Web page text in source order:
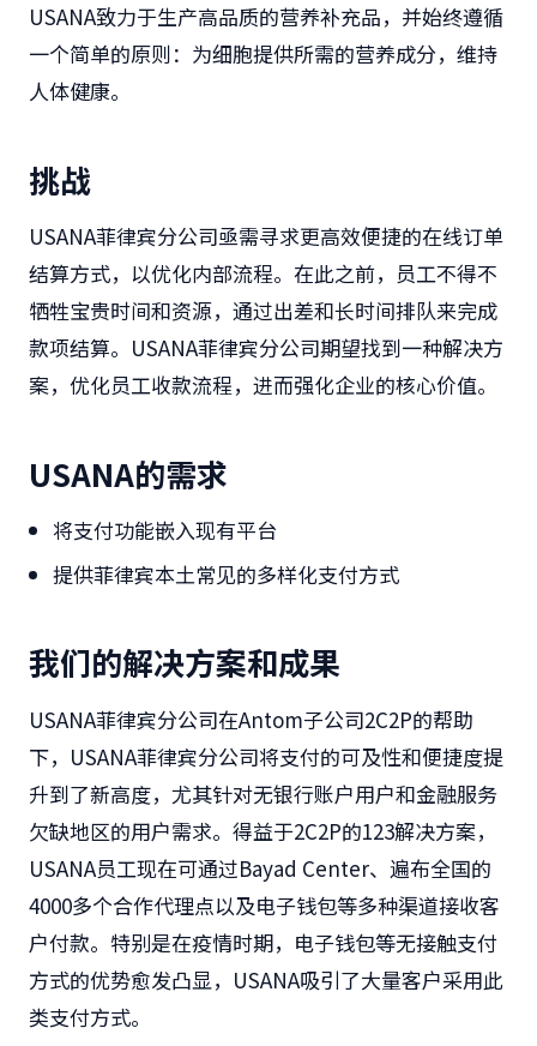
USANA致力于生产高品质的营养补充品，并始终遵循
一个简单的原则：为细胞提供所需的营养成分，维持
人体健康。
挑战
USANA菲律宾分公司亟需寻求更高效便捷的在线订单
结算方式，以优化内部流程。在此之前，员工不得不
牺牲宝贵时间和资源，通过出差和长时间排队来完成
款项结算。USANA菲律宾分公司期望找到一种解决方
案，优化员工收款流程，进而强化企业的核心价值。
USANA的需求
将支付功能嵌入现有平台
提供菲律宾本土常见的多样化支付方式
我们的解决方案和成果
USANA菲律宾分公司在Antom子公司2C2P的帮助
下，USANA菲律宾分公司将支付的可及性和便捷度提
升到了新高度，尤其针对无银行账户用户和金融服务
欠缺地区的用户需求。得益于2C2P的123解决方案，
USANA员工现在可通过Bayad Center、遍布全国的
4000多个合作代理点以及电子钱包等多种渠道接收客
户付款。特别是在疫情时期，电子钱包等无接触支付
方式的优势愈发凸显，USANA吸引了大量客户采用此
类支付方式。